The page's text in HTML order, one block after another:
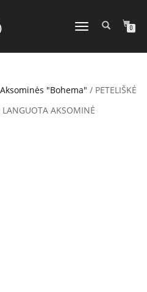
TOGGLE
0
Aksominės "Bohema" / PETELIŠKĖ
AKSOMINĖ